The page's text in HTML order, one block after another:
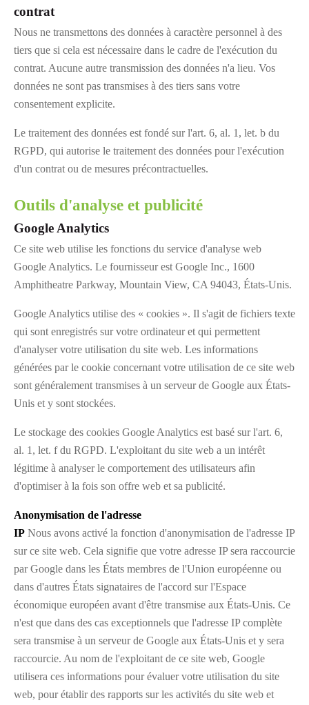
contrat
Nous ne transmettons des données à caractère personnel à des
tiers que si cela est nécessaire dans le cadre de l'exécution du
contrat. Aucune autre transmission des données n'a lieu. Vos
données ne sont pas transmises à des tiers sans votre
consentement explicite.
Le traitement des données est fondé sur l'art. 6, al. 1, let. b du
RGPD, qui autorise le traitement des données pour l'exécution
d'un contrat ou de mesures précontractuelles.
Outils d'analyse et publicité
Google Analytics
Ce site web utilise les fonctions du service d'analyse web
Google Analytics. Le fournisseur est Google Inc., 1600
Amphitheatre Parkway, Mountain View, CA 94043, États-Unis.
Google Analytics utilise des « cookies ». Il s'agit de fichiers texte
qui sont enregistrés sur votre ordinateur et qui permettent
d'analyser votre utilisation du site web. Les informations
générées par le cookie concernant votre utilisation de ce site web
sont généralement transmises à un serveur de Google aux États-
Unis et y sont stockées.
Le stockage des cookies Google Analytics est basé sur l'art. 6,
al. 1, let. f du RGPD. L'exploitant du site web a un intérêt
légitime à analyser le comportement des utilisateurs afin
d'optimiser à la fois son offre web et sa publicité.
Anonymisation de l'adresse
IP Nous avons activé la fonction d'anonymisation de l'adresse IP
sur ce site web. Cela signifie que votre adresse IP sera raccourcie
par Google dans les États membres de l'Union européenne ou
dans d'autres États signataires de l'accord sur l'Espace
économique européen avant d'être transmise aux États-Unis. Ce
n'est que dans des cas exceptionnels que l'adresse IP complète
sera transmise à un serveur de Google aux États-Unis et y sera
raccourcie. Au nom de l'exploitant de ce site web, Google
utilisera ces informations pour évaluer votre utilisation du site
web, pour établir des rapports sur les activités du site web et